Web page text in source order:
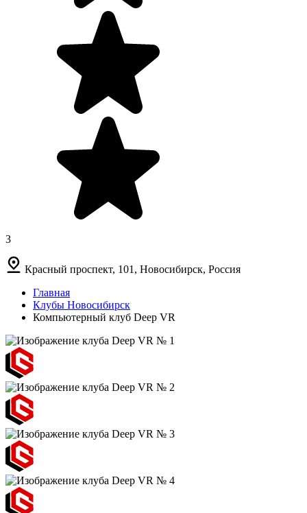
3
Красный проспект, 101, Новосибирск, Россия
Главная
Клубы Новосибирск
Компьютерный клуб Deep VR